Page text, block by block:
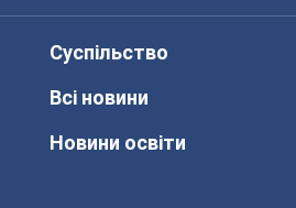
Суспільство
Всі новини
Новини освіти